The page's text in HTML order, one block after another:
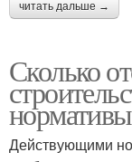
читать дальше →
Сколько
Действующими